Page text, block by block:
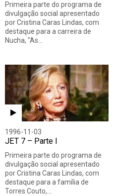
Primeira parte do programa de
divulgação social apresentado
por Cristina Caras Lindas, com
destaque para a carreira de
Nucha, "As…
1996-11-03
JET 7 – Parte I
Primeira parte do programa de
divulgação social apresentado
por Cristina Caras Lindas, com
destaque para a família de
Torres Couto,…